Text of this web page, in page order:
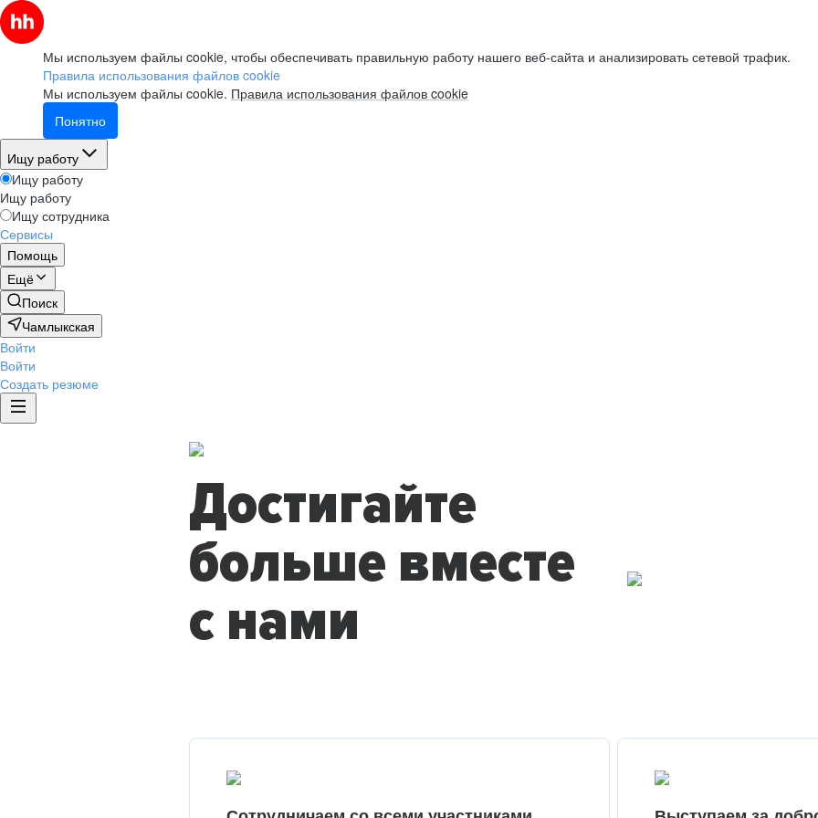
Мы используем файлы cookie, чтобы обеспечивать правильную работу нашего веб-сайта и анализировать сетевой трафик.
Правила использования файлов cookie
Мы используем файлы cookie. Правила использования файлов cookie
Понятно
Ищу работу
Ищу работу
Ищу работу
Ищу сотрудника
Сервисы
Помощь
Ещё
Поиск
Чамлыкская
Войти
Войти
Создать резюме
Достигайте
больше вместе
с нами